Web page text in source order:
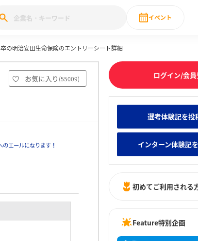
ン
みんなの新卒就職人気企業ランキング みんな
28卒 IT・DX現場社員インタビュー
イベント
直近の
の明治安田生命保険のエントリーシート詳細
お気に入り (55009)
エールになります！
ログイン/会
選考体験記を投
インターン体験記
初めてご利用される
Feature特別企画